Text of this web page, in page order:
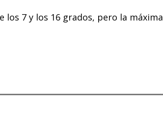
7 y los 16 grados, pero la máxima